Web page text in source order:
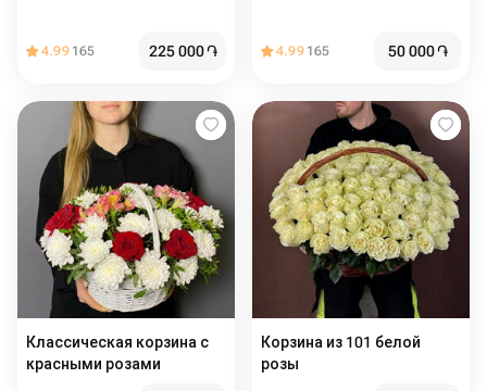
4.99 165 225 000֏ 4.99 165 50 000֏
Классическая корзина с
красными розами
Корзина из 101 белой
розы